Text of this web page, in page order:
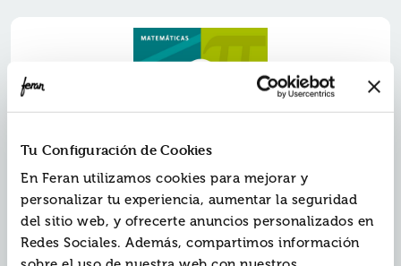
Tu Configuración de Cookies
En Feran utilizamos cookies para mejorar y
personalizar tu experiencia, aumentar la seguridad
del sitio web, y ofrecerte anuncios personalizados en
Redes Sociales. Además, compartimos información
Competencias que suman.